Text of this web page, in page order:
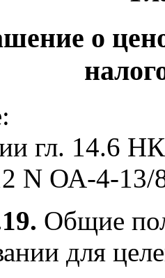
о
гл. 14.6
N ОА-4-13/
Общие
для